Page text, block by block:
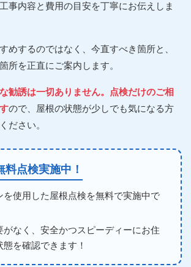
事内容と費用の目安を丁寧にお伝えしま
めするのではなく、今直すべき箇所と、
所を正直にご案内します。
勧誘は一切ありません。点検だけのご相
ので、屋根の状態が少しでも気になる方
ださい。
料点検実施中！
を使用した屋根点検を無料で実施中で
がなく、安全かつスピーディーにお住
態を確認できます！